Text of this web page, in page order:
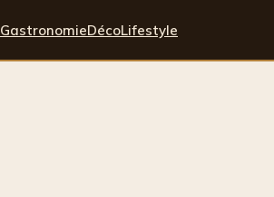
GastronomieDécoLifestyle